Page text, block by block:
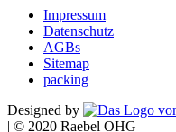
Impressum
Datenschutz
AGBs
Sitemap
packing
Designed by
| © 2020 Raebel OHG